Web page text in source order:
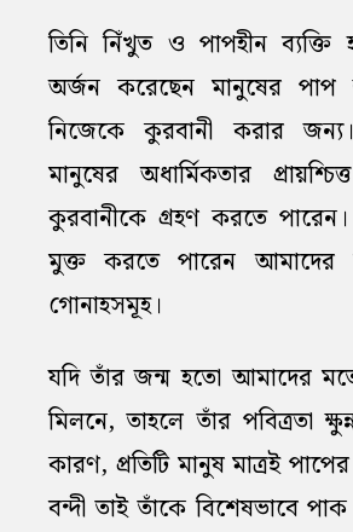
তিনি নিঁখুত ও পাপহীন ব্যক্তি
অর্জন করেছেন মানুষের পাপ
নিজেকে কুরবানী করার
মানুষের অধার্মিকতার
কুরবানীকে গ্রহণ করতে
মুক্ত করতে পারেন আমাদের
গোনাহসমূহ।
যদি তাঁর জন্ম হতো আমাদের
মিলনে, তাহলে তাঁর পবিত্রতা
কারণ, প্রতিটি মানুষ মাত্রই
বন্দী তাই তাঁকে বিশেষভাবে